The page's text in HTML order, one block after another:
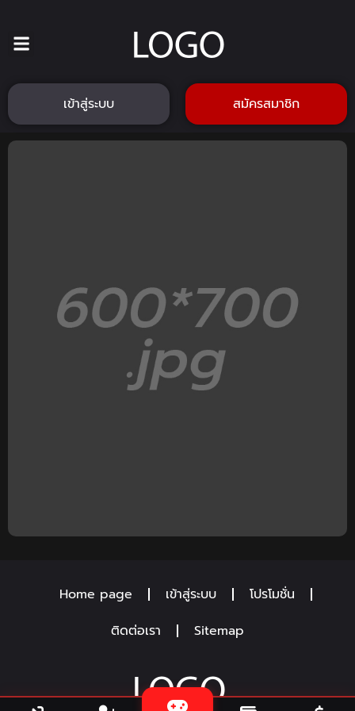
เข้าสู่ระบบ สมัครสมาชิก
Home page เข้าสู่ระบบ
โปรโมชั่น
ติดต่อเรา
Sitemap